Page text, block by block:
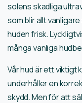
solens skadliga
som blir allt
huden frisk.
många vanliga
Vår hud är ett viktigt
underhåller en
skydd. Men för att